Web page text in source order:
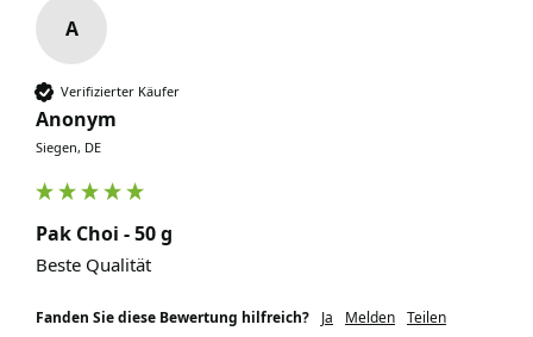
A
Verifizierter Käufer
Anonym
Siegen, DE
Pak Choi - 50 g
Beste Qualität
Fanden Sie diese Bewertung hilfreich? Ja Melden Teilen